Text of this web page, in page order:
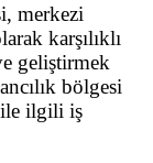
merkezi
karşılıklı
geliştirmek
bölgesi
ile ilgili iş